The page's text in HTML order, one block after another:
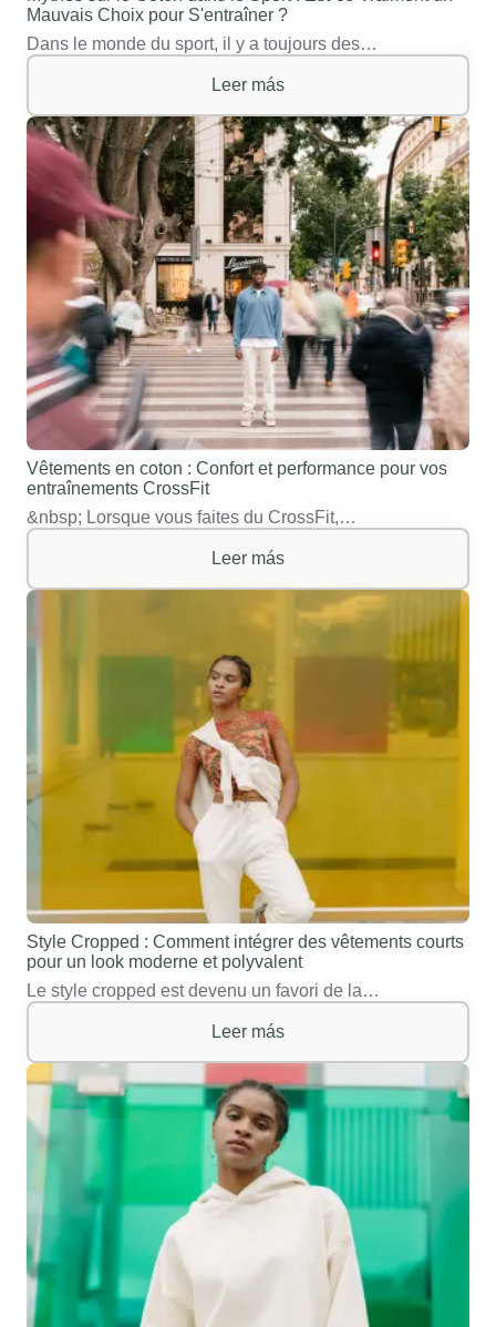
Mauvais Choix pour S'entraîner ?
Dans le monde du sport, il y a toujours des…
Leer más
Vêtements en coton : Confort et performance pour vos
entraînements CrossFit
&nbsp; Lorsque vous faites du CrossFit,…
Leer más
Style Cropped : Comment intégrer des vêtements courts
pour un look moderne et polyvalent
Le style cropped est devenu un favori de la…
Leer más